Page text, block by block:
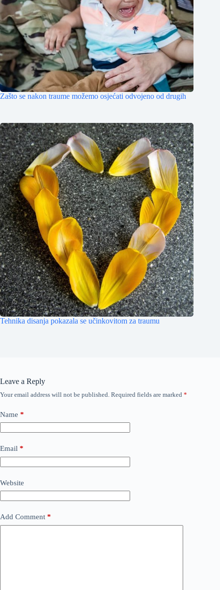
Zašto se nakon traume možemo osjećati odvojeno od drugih
Tehnika disanja pokazala se učinkovitom za traumu
Leave a Reply
Your email address will not be published. Required fields are marked *
Name *
Email *
Website
Add Comment *